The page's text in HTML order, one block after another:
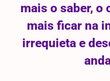
mais o saber, o
mais ficar na
irrequieta e